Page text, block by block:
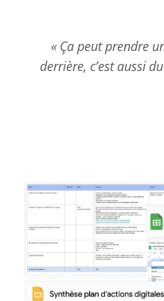
« Ça peut prendre
derrière, c’est aussi